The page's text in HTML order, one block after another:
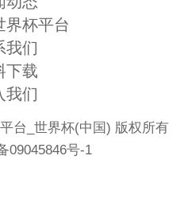
界杯平台
我们
下载
我们
台_世界杯(中国) 版权所有
09045846号-1